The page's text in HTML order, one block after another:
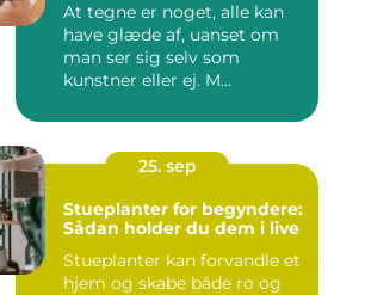
At tegne er noget, alle kan
have glæde af, uanset om
man ser sig selv som
kunstner eller ej. M...
25. sep
Stueplanter for begyndere:
Sådan holder du dem i live
Stueplanter kan forvandle et
hjem og skabe både ro og